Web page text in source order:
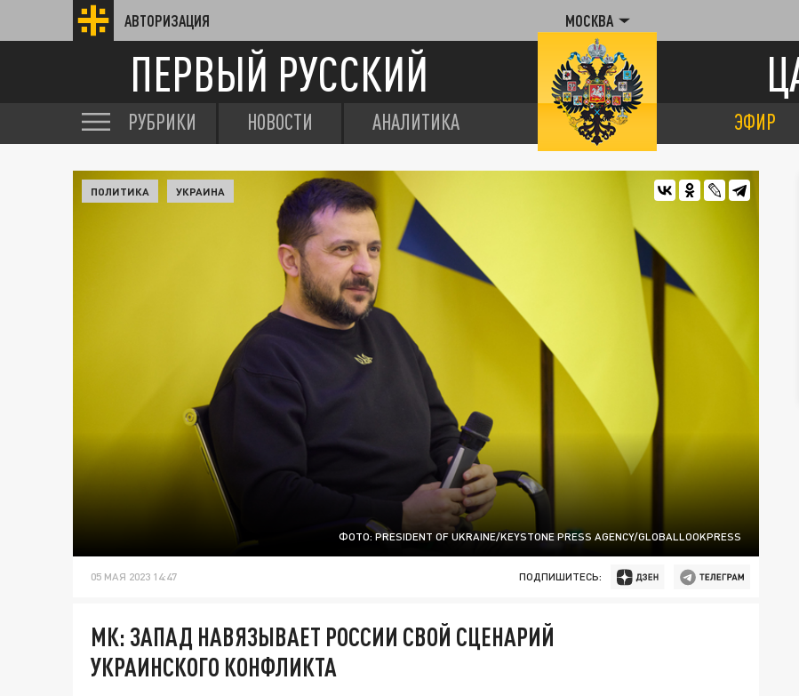
АВТОРИЗАЦИЯ МОСКВА
ПЕРВЫЙ РУССКИЙ
РУБРИКИ НОВОСТИ АНАЛИТИКА ЭФИР
ФОТО: PRESIDENT OF UKRAINE/KEYSTONE PRESS AGENCY/GLOBALLOOKPRESS
ПОЛИТИКА УКРАИНА
05 МАЯ 2023 14:47 ПОДПИШИТЕСЬ:
МК: ЗАПАД НАВЯЗЫВАЕТ РОССИИ СВОЙ СЦЕНАРИЙ
УКРАИНСКОГО КОНФЛИКТА